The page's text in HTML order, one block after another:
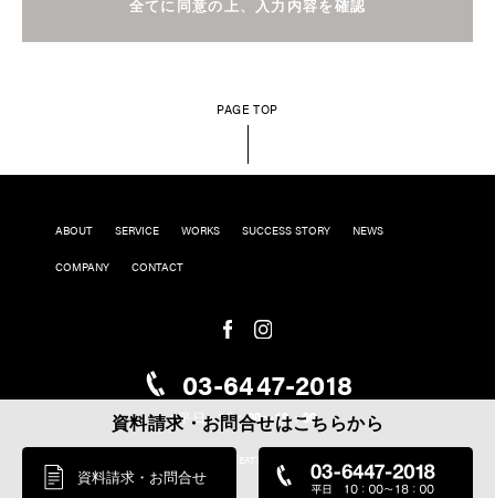
資料請求・お問合せはこちらから
PAGE TOP
ABOUT SERVICE WORKS SUCCESS STORY NEWS
COMPANY CONTACT
03-6447-2018
平日 10：00〜18：00
COPYRIGHT © 2019 MINIRA CREATIVE INC. ALL RIGHT RESERVED.